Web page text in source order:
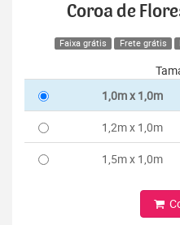
Coroa de
Faixa grátis Frete grátis
1,0m x 1,0m
1,2m x 1,0m
1,5m x 1,0m